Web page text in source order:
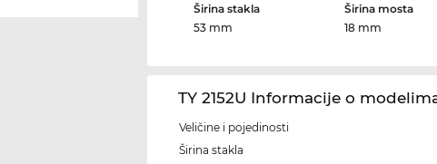
Širina stakla
53 mm
Širina mosta
18 mm
TY 2152U Informacije o
Veličine i pojedinosti
Širina stakla